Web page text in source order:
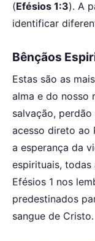
(Efésios 1:3). A
identificar
Bênçãos
Estas são as
alma e do nosso
salvação,
acesso direto ao
a esperança da
espirituais,
Efésios 1 nos
predestinados
sangue de Cristo.